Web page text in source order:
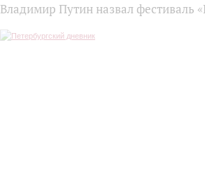
Владимир Путин назвал фестиваль